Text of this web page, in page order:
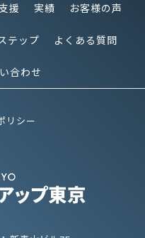
援 実績 お客様の声
テップ よくある質問
合わせ
リシー